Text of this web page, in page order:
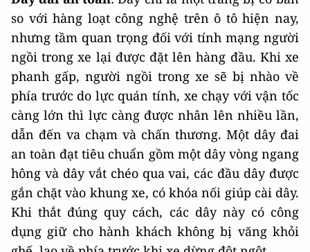
so với hàng loạt công nghệ trên ô tô hiện nay,
nhưng tầm quan trọng đối với tính mạng người
ngồi trong xe lại được đặt lên hàng đầu. Khi xe
phanh gấp, người ngồi trong xe sẽ bị nhào về
phía trước do lực quán tính, xe chạy với vận tốc
càng lớn thì lực càng được nhân lên nhiều lần,
dẫn đến va chạm và chấn thương. Một dây đai
an toàn đạt tiêu chuẩn gồm một dây vòng ngang
hông và dây vắt chéo qua vai, các đầu dây được
gắn chặt vào khung xe, có khóa nối giúp cài dây.
Khi thắt đúng quy cách, các dây này có công
dụng giữ cho hành khách không bị văng khỏi